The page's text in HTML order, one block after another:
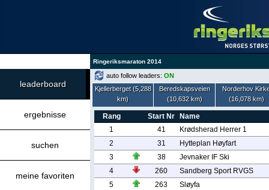
Ringeriksmaraton 2014
leaderboard
ergebnisse
suchen
meine favoriten
auto follow leaders: ON
Kjellerberget (5,288
km)
Beredskapsveien
(10,632 km)
Norderhov
(16,078 km)
Rang Start Nr
Name
1
41
Krødsherad Herrer 1
2
31
Hytteplan Høyfart
3
38
Jevnaker IF Ski
4
260
Sandberg Sport RVGS
5
263
Sløyfa